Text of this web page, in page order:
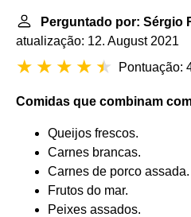
Perguntado por: Sérgio
atualização: 12. August 2021
Pontuação:
Comidas que combinam
Queijos frescos.
Carnes brancas.
Carnes de porco assada.
Frutos do mar.
Peixes assados.